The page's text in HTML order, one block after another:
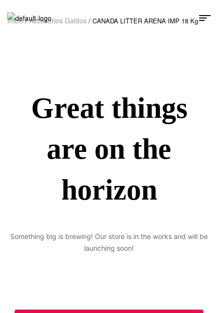
Inicio/Accesorios Gatitos / CANADA LITTER ARENA IMP 18 Kg
Great things
are on the
horizon
Something big is brewing! Our store is in the works and will be
launching soon!